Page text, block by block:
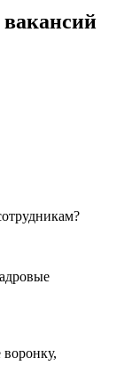
воронку,